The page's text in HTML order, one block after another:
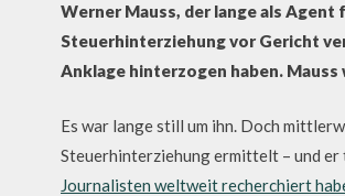
Werner Mauss, der lange als
Steuerhinterziehung vor Gericht
Anklage hinterzogen haben.
Es war lange still um ihn. Doch
Steuerhinterziehung ermittelt – und er
Journalisten weltweit recherchiert